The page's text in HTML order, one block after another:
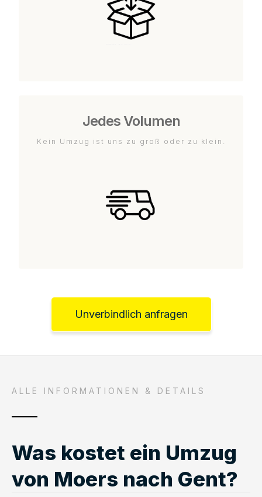
Jedes Volumen
Kein Umzug ist uns zu groß oder zu klein.
Unverbindlich anfragen
ALLE INFORMATIONEN & DETAILS
Was kostet ein Umzug
von Moers nach Gent?